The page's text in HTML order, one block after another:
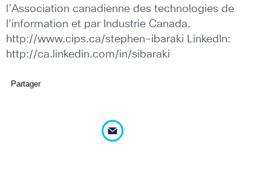
l’Association canadienne des technologies de
l’information et par Industrie Canada.
http://www.cips.ca/stephen-ibaraki LinkedIn:
http://ca.linkedin.com/in/sibaraki
Partager